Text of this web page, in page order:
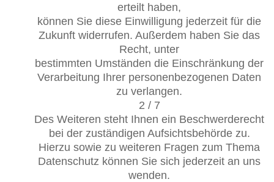
erteilt haben,
können Sie diese Einwilligung jederzeit für die
Zukunft widerrufen. Außerdem haben Sie das
Recht, unter
bestimmten Umständen die Einschränkung der
Verarbeitung Ihrer personenbezogenen Daten
zu verlangen.
2 / 7
Des Weiteren steht Ihnen ein Beschwerderecht
bei der zuständigen Aufsichtsbehörde zu.
Hierzu sowie zu weiteren Fragen zum Thema
Datenschutz können Sie sich jederzeit an uns
wenden.